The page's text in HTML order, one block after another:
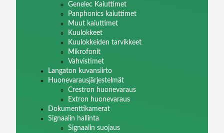
Genelec Kaiuttimet
Panphonics kaiuttimet
Muut kaiuttimet
Kuulokkeet
Kuulokkeiden tarvikkeet
Mikrofonit
Vahvistimet
Langaton kuvansiirto
Huonevarausjärjestelmät
Crestron huonevaraus
Extron huonevaraus
Dokumenttikamerat
Signaalin hallinta
Signaalin suojaus